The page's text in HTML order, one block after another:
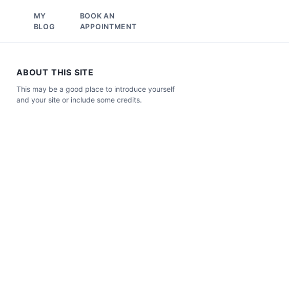
MY
BLOG
BOOK AN
APPOINTMENT
ABOUT THIS SITE
This may be a good place to introduce yourself
and your site or include some credits.